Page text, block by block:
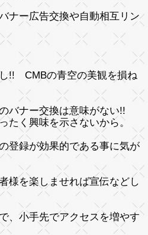
ナー広告交換や自動相互リン
!! CMBの青空の美観を損ね
バナー交換は意味がない!!
く興味を示さないから。
登録が効果的である事に気が
様を楽しませれば宣伝などし
、小手先でアクセスを増やす